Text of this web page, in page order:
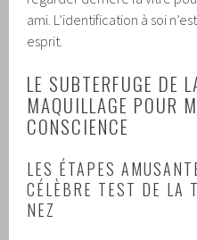
ami. L’identification à soi
esprit.
LE SUBTERFUGE DE
MAQUILLAGE POUR
CONSCIENCE
LES ÉTAPES
CÉLÈBRE TEST DE LA
NEZ